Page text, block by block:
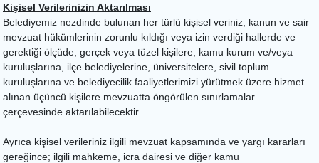
Kişisel Verilerinizin Aktarılması
Belediyemiz nezdinde bulunan her türlü kişisel veriniz, kanun ve sair
mevzuat hükümlerinin zorunlu kıldığı veya izin verdiği hallerde ve
gerektiği ölçüde; gerçek veya tüzel kişilere, kamu kurum ve/veya
kuruluşlarına, ilçe belediyelerine, üniversitelere, sivil toplum
kuruluşlarına ve belediyecilik faaliyetlerimizi yürütmek üzere hizmet
alınan üçüncü kişilere mevzuatta öngörülen sınırlamalar
çerçevesinde aktarılabilecektir.
Ayrıca kişisel verileriniz ilgili mevzuat kapsamında ve yargı kararları
gereğince; ilgili mahkeme, icra dairesi ve diğer kamu